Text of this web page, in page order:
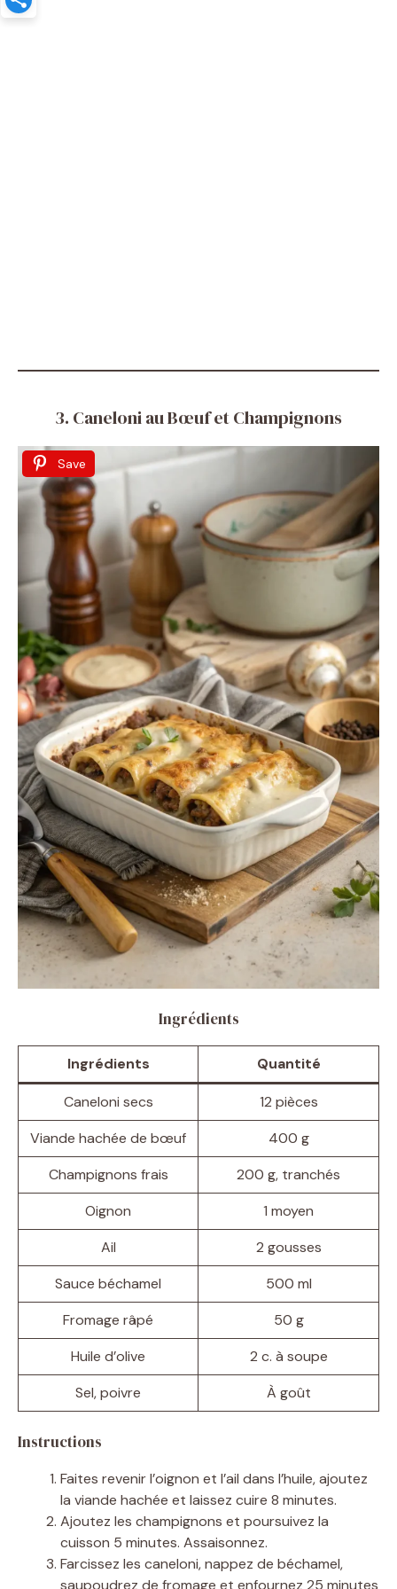
3. Caneloni au Bœuf et Champignons
Save
Ingrédients
Ingrédients Quantité
Caneloni secs
12 pièces
Viande hachée de bœuf
400 g
Champignons frais
200 g, tranchés
Oignon
1 moyen
Ail
2 gousses
Sauce béchamel
500 ml
Fromage râpé
50 g
Huile d’olive
2 c. à soupe
Sel, poivre
À goût
Instructions
Faites revenir l’oignon et l’ail dans l’huile, ajoutez
la viande hachée et laissez cuire 8 minutes.
Ajoutez les champignons et poursuivez la
cuisson 5 minutes. Assaisonnez.
Farcissez les caneloni, nappez de béchamel,